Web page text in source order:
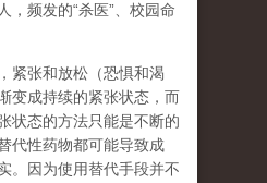
，频发的“杀医” 、校园命
紧张和放松（恐惧和渴
变成持续的紧张状态，而
状态的方法只能是不断的
代性药物都可能导致成
。因为使用替代手段并不